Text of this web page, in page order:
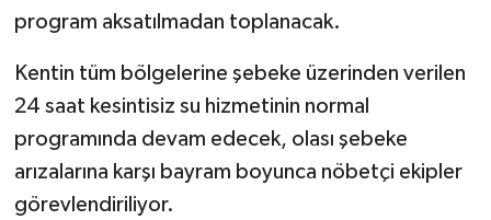
program aksatılmadan toplanacak.
Kentin tüm bölgelerine şebeke üzerinden verilen
24 saat kesintisiz su hizmetinin normal
programında devam edecek, olası şebeke
arızalarına karşı bayram boyunca nöbetçi ekipler
görevlendiriliyor.